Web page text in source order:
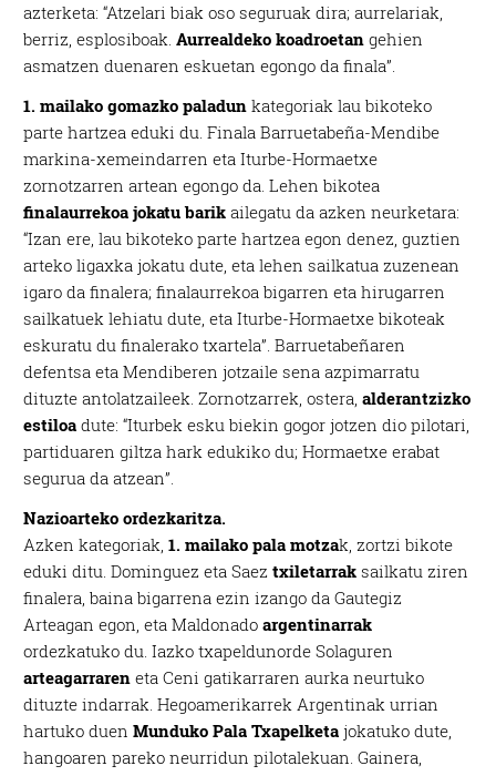
azterketa: “Atzelari biak oso seguruak dira; aurrelariak,
berriz, esplosiboak.Aurrealdeko koadroetan gehien
asmatzen duenaren eskuetan egongo da finala”.
1. mailako gomazko paladun kategoriak lau bikoteko
parte hartzea eduki du. Finala Barruetabeña-Mendibe
markina-xemeindarren eta Iturbe-Hormaetxe
zornotzarren artean egongo da. Lehen bikotea
finalaurrekoa jokatu barik ailegatu da azken neurketara:
“Izan ere, lau bikoteko parte hartzea egon denez, guztien
arteko ligaxka jokatu dute, eta lehen sailkatua zuzenean
igaro da finalera; finalaurrekoa bigarren eta hirugarren
sailkatuek lehiatu dute, eta Iturbe-Hormaetxe bikoteak
eskuratu du finalerako txartela”. Barruetabeñaren
defentsa eta Mendiberen jotzaile sena azpimarratu
dituzte antolatzaileek. Zornotzarrek, ostera,alderantzizko
estiloa dute: “Iturbek esku biekin gogor jotzen dio pilotari,
partiduaren giltza hark edukiko du; Hormaetxe erabat
segurua da atzean”.
Nazioarteko ordezkaritza.
Azken kategoriak, 1. mailako pala motzak, zortzi bikote
eduki ditu. Dominguez eta Saeztxiletarrak sailkatu ziren
finalera, baina bigarrena ezin izango da Gautegiz
Arteagan egon, eta Maldonadoargentinarrak
ordezkatuko du. Iazko txapeldunorde Solaguren
arteagarraren eta Ceni gatikarraren aurka neurtuko
dituzte indarrak. Hegoamerikarrek Argentinak urrian
hartuko duenMunduko Pala Txapelketa jokatuko dute,
hangoaren pareko neurridun pilotalekuan. Gainera,